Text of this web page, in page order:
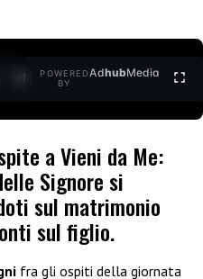
POWERED
BY
AdhubMedia
a Vieni da Me:
Signore si
sul matrimonio
sul figlio.
fra gli ospiti della giornata